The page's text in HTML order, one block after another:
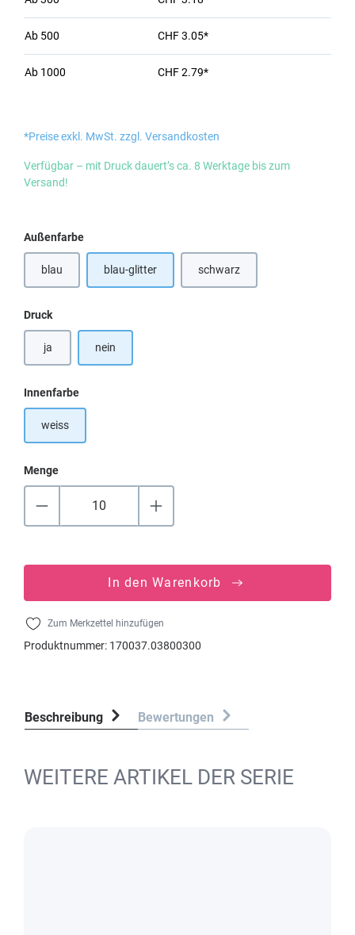
Ab 500 CHF 3.05*
Ab 1000 CHF 2.79*
*Preise exkl. MwSt. zzgl. Versandkosten
Verfügbar – mit Druck dauert’s ca. 8 Werktage bis zum
Versand!
Außenfarbeauswählen
blau blau-glitter schwarz
Druckauswählen
ja nein
Innenfarbeauswählen
weiss
Menge
In den Warenkorb
Zum Merkzettel hinzufügen
Produktnummer: 170037.03800300
Beschreibung Bewertungen
WEITERE ARTIKEL DER SERIE